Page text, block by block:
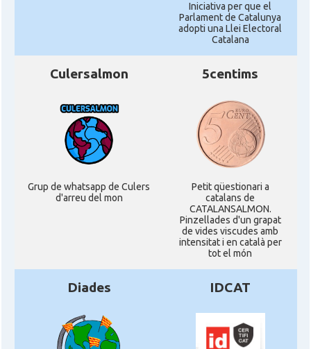
Iniciativa per que el
Parlament de Catalunya
adopti una Llei Electoral
Catalana
Culersalmon
Grup de whatsapp de Culers
d'arreu del mon
5centims
Petit qüestionari a
catalans de
CATALANSALMON.
Pinzellades d'un grapat
de vides viscudes amb
intensitat i en català per
tot el món
Diades IDCAT